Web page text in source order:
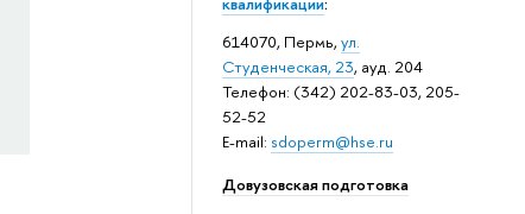
614070, Пермь,ул.
Студенческая, 23, ауд. 204
Телефон: (342) 202-83-03, 205-
52-52
E-mail: sdoperm@hse.ru
Довузовская подготовка